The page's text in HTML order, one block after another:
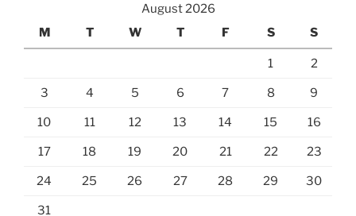
August 2026
M
T W T F S S
1 2
3 4 5 6 7 8 9
10 11 12 13 14 15 16
17 18 19 20 21 22 23
24 25 26 27 28 29 30
31